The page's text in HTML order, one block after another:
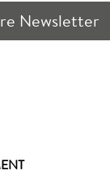
Newsletter